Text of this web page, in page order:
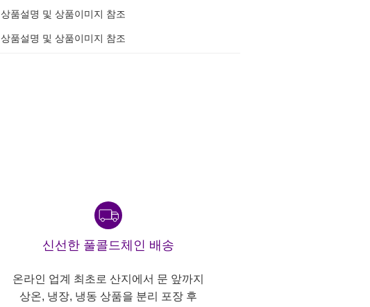
상품설명 및 상품이미지 참조
상품설명 및 상품이미지 참조
신선한 풀콜드체인 배송
온라인 업계 최초로 산지에서 문 앞까지
상온, 냉장, 냉동 상품을 분리 포장 후